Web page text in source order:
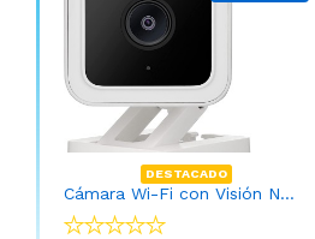
DESTACADO
Cámara Wi-Fi con Visión Nocturna (Instalación INCLUIDA y APP)